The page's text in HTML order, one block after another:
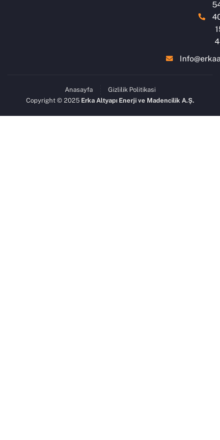
Anasayfa
Gizlilik Politikasi
Copyright © 2025 Erka Altyapı Enerji ve Madencilik A.Ş.